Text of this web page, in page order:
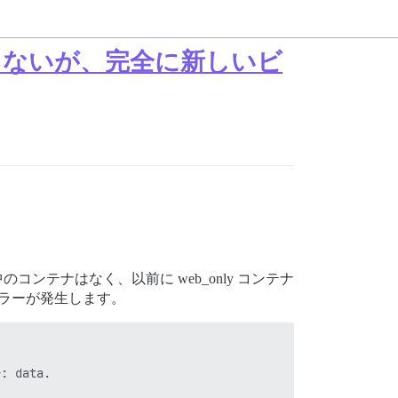
いが、完全に新しいビ
コンテナはなく、以前に web_only コンテナ
ーが発生します。
data.